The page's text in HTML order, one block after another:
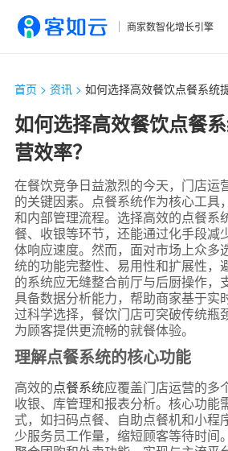
商家数智化增长引擎
首页 > 资讯> 如何选择高效餐饮点餐系统
如何选择高效餐饮点餐
营效率？
在餐饮竞争日益激烈的今天，门店运
的关键因素。点餐系统作为核心工具
和内部管理流程。选择高效的点餐系
餐、收银等环节，还能通过化手段减
体响应速度。然而，面对市场上众多
统的功能完整性、易用性和扩展性，
的系统应无缝整合前厅与后厨操作，
具备数据分析能力，帮助商家基于实
过科学选择，餐饮门店可突破传统瓶
为顾客提供更流畅的就餐体验。
理解点餐系统的核心功能
高效的点餐系统应覆盖门店运营的多
收银、库管理和报表分析。核心功能
式，如扫码点餐、自助点餐机和小程
少服务员工作量，缩短顾客等待时间